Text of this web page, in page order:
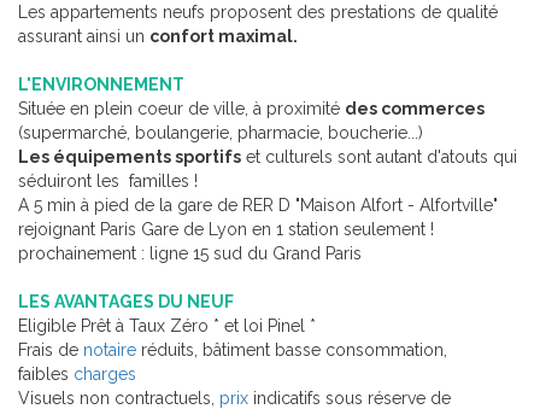
Les appartements neufs proposent des prestations de qualité
assurant ainsi un confort maximal.
L'ENVIRONNEMENT
Située en plein coeur de ville, à proximité des commerces
(supermarché, boulangerie, pharmacie, boucherie...)
Les équipements sportifs et culturels sont autant d'atouts qui
séduiront les familles !
A 5 min à pied de la gare de RER D "Maison Alfort - Alfortville"
rejoignant Paris Gare de Lyon en 1 station seulement !
prochainement : ligne 15 sud du Grand Paris
LES AVANTAGES DU NEUF
Eligible Prêt à Taux Zéro * et loi Pinel *
Frais de notaire réduits, bâtiment basse consommation,
faibles charges
Visuels non contractuels, prix indicatifs sous réserve de